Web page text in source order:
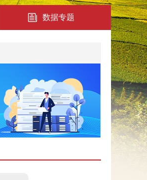
数据专题